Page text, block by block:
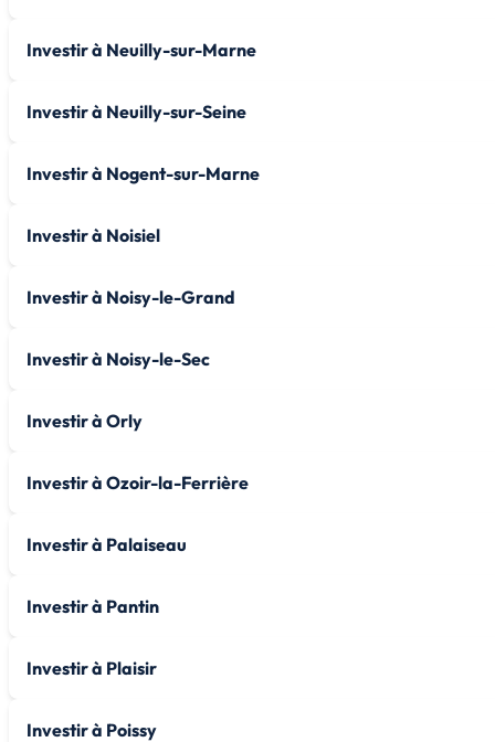
Investir à Neuilly-sur-Marne
Investir à Neuilly-sur-Seine
Investir à Nogent-sur-Marne
Investir à Noisiel
Investir à Noisy-le-Grand
Investir à Noisy-le-Sec
Investir à Orly
Investir à Ozoir-la-Ferrière
Investir à Palaiseau
Investir à Pantin
Investir à Plaisir
Investir à Poissy